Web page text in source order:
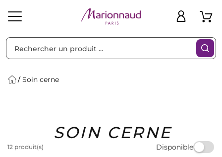
Homme Marques Idées
Cadeaux
Bons
Plans
Soin cerne
SOIN CERNE
12 produit(s) Disponible
Filtres